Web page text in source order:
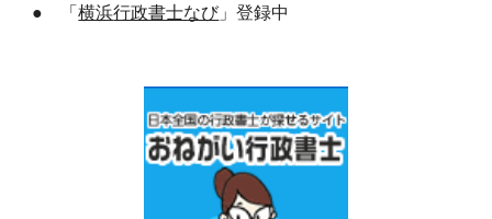
● 「横浜行政書士なび」登録中